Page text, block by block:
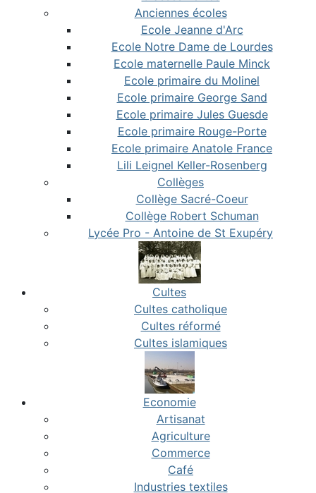
Anciennes écoles
Ecole Jeanne d'Arc
Ecole Notre Dame de Lourdes
Ecole maternelle Paule Minck
Ecole primaire du Molinel
Ecole primaire George Sand
Ecole primaire Jules Guesde
Ecole primaire Rouge-Porte
Ecole primaire Anatole France
Lili Leignel Keller-Rosenberg
Collèges
Collège Sacré-Coeur
Collège Robert Schuman
Lycée Pro - Antoine de St Exupéry
Cultes
Cultes catholique
Cultes réformé
Cultes islamiques
Economie
Artisanat
Agriculture
Commerce
Café
Industries textiles